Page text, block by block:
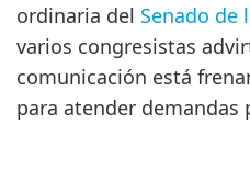
ordinaria del Senado de
varios congresistas
comunicación está
para atender demandas